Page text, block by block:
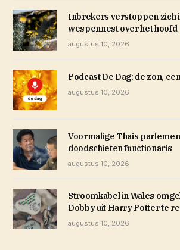
Inbrekers verstoppen zich
wespennest over het hoofd
augustus 10, 2026
Podcast De Dag: de zon,
augustus 10, 2026
Voormalige Thais
doodschieten functionaris
augustus 10, 2026
Stroomkabel in Wales
Dobby uit Harry Potter te
augustus 10, 2026